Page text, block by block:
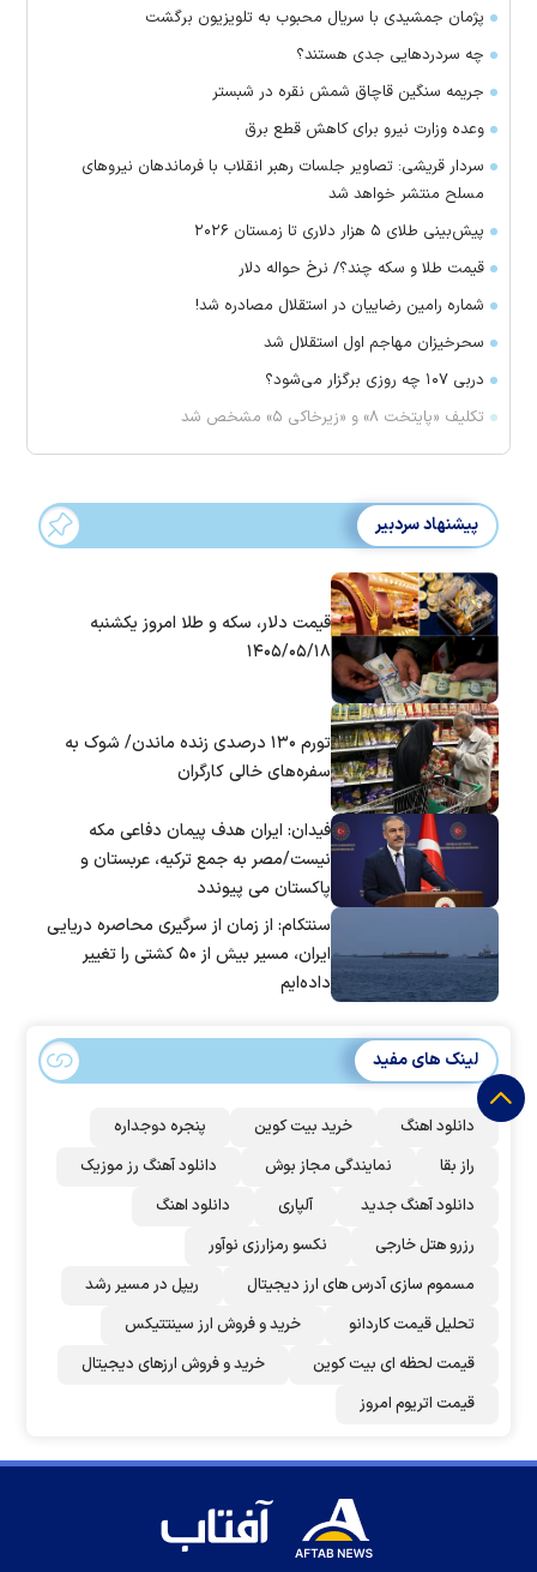
پژمان جمشیدی با سریال محبوب به تلویزیون برگشت
چه سردرد‌هایی جدی هستند؟
جریمه سنگین قاچاق شمش نقره در شبستر
وعده وزارت نیرو برای کاهش قطع برق
سردار قریشی: تصاویر جلسات رهبر انقلاب با فرماندهان نیرو‌های
مسلح منتشر خواهد شد
پیش‌بینی طلای ۵ هزار دلاری تا زمستان ۲۰۲۶
قیمت طلا و سکه چند؟/ نرخ حواله دلار
شماره رامین رضاییان در استقلال مصادره شد!
سحرخیزان مهاجم اول استقلال شد
دربی ۱۰۷ چه روزی برگزار می‌شود؟
تکلیف «پایتخت ۸» و «زیرخاکی ۵» مشخص شد
پیشنهاد سردبیر
قیمت دلار، سکه و طلا امروز یکشنبه
۱۴۰۵/۰۵/۱۸
تورم ۱۳۰ درصدی زنده ماندن/ شوک به
سفره‌های خالی کارگران
فیدان: ایران هدف پیمان دفاعی مکه
نیست/مصر به جمع ترکیه، عربستان و
پاکستان می پیوندد
سنتکام: از زمان از سرگیری محاصره دریایی
ایران، مسیر بیش از ۵۰ کشتی را تغییر
داده‌ایم
لینک های مفید
دانلود اهنگ خرید بیت کوین
پنجره دوجداره
راز بقا
نمایندگی مجاز بوش
دانلود آهنگ رز‌ موزیک
دانلود آهنگ جدید
آلپاری
دانلود اهنگ
رزرو هتل خارجی
نکسو رمزارزی نوآور
مسموم سازی آدرس های ارز دیجیتال
ریپل در مسیر رشد
تحلیل قیمت کاردانو
خرید و فروش ارز سینتتیکس
قیمت لحظه ای بیت کوین
خرید و فروش ارزهای دیجیتال
قیمت اتریوم امروز